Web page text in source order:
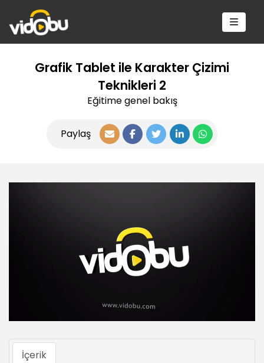
Grafik Tablet ile Karakter Çizimi
Teknikleri 2
Eğitime genel bakış
Paylaş
İçerik